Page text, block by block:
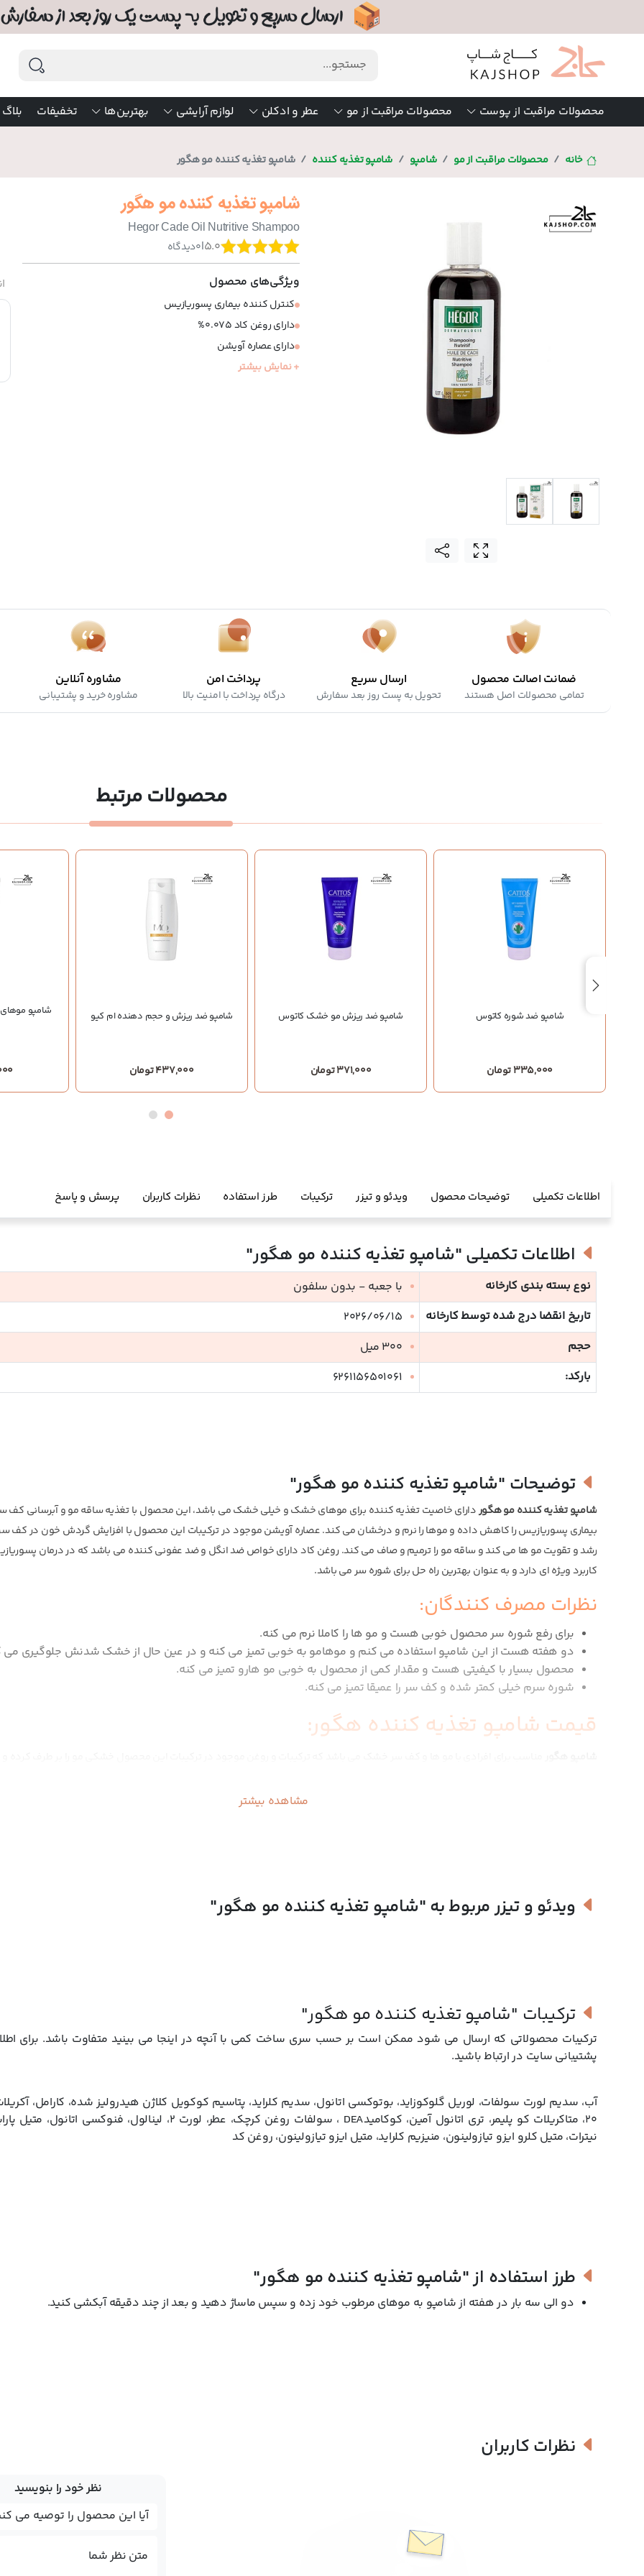
محصولات مراقبت از پوست محصولات مراقبت از مو عطر و ادکلن لوازم آرایشی بهترین‌ها تخفیفات بلاگ
خانه محصولات مراقبت از مو شامپو شامپو تغذیه کننده شامپو تغذیه کننده مو هگور
شامپو تغذیه کننده مو هگور
Hegor Cade Oil Nutritive Shampoo
5.0
|
0دیدگاه
ویژگی‌های محصول
کنترل کننده بیماری پسوریازیس
دارای روغن کاد 0.075%
دارای عصاره آویشن
تغذیه کننده مو
+ نمایش بیشتر
ضمانت اصالت محصول
تمامی محصولات اصل هستند
ارسال سریع
تحویل به پست روز بعد سفارش
پرداخت امن
درگاه پرداخت با امنیت بالا
مشاوره آنلاین
مشاوره خرید و پشتیبانی
محصولات مرتبط
شامپو ضد شوره کاتوس
335,000 تومان
شامپو ضد ریزش مو خشک کاتوس
371,000 تومان
شامپو ضد ریزش و حجم دهنده ام کیو
437,000 تومان
شامپو
اطلاعات تکمیلی توضیحات محصول ویدئو و تیزر ترکیبات طرز استفاده نظرات کاربران پرسش و پاسخ
اطلاعات تکمیلی"شامپو تغذیه کننده مو هگور"
نوع بسته بندی کارخانه
با جعبه - بدون سلفون
تاریخ انقضا درج شده توسط کارخانه
2026/06/15
حجم
300 میل
بارکد:
6261156501061
توضیحات "شامپو تغذیه کننده مو هگور"
شامپو تغذیه کننده مو هگوردارای خاصیت تغذیه کننده برای موهای خشک و خیلی خشک می باشد، این محصول با تغذیه ساقه مو و آبرسانی کف
بیماری پسوریازیس را کاهش داده و موها را نرم و درخشان می کند. عصاره آویشن موجود در ترکیبات این محصول با افزایش گردش خون در کف
رشد و تقویت مو ها می کند و ساقه مو را ترمیم و صاف می کند. روغن کاد دارای خواص ضد انگل و ضد عفونی کننده می باشد که در درمان
کاربرد ویژه ای دارد و به عنوان بهترین راه حل برای شوره سر می باشد.
نظرات مصرف کنندگان:
برای رفع شوره سر محصول خوبی هست و مو ها را کاملا نرم می کنه.
دو هفته هست از این شامپو استفاده می کنم و موهامو به خوبی تمیز می کنه و در عین حال از خشک شدنش جلوگیری می
محصول بسیار با کیفیتی هست و مقدار کمی از محصول به خوبی مو هارو تمیز می کنه.
شوره سرم خیلی کمتر شده و کف سر را عمیقا تمیز می کنه.
قیمت شامپو تغذیه کننده هگور:
مشاهده بیشتر
ویدئو و تیزر مربوط به"شامپو تغذیه کننده مو هگور"
ترکیبات "شامپو تغذیه کننده مو هگور"
ترکيبات محصولاتی که ارسال می شود ممکن است بر حسب سری ساخت کمی با آنچه در اينجا می بينيد متفاوت باشد. براي
پشتيبانی سايت در ارتباط باشيد.
آب، سدیم لورت سولفات، لوریل گلوکوزاید، بوتوکسی اتانول، سدیم کلراید، پتاسیم کوکویل کلاژن هیدرولیز شده، کارامل،
۲۰، متاکریلات کو پلیمر، تری اتانول آمین، کوکامید
DEA
، سولفات روغن کرچک، عطر، لورت ۲، لینالول، فنوکسی اتانول،
نیترات، متیل کلرو ایزو تیازولینون، منیزیم کلراید، متیل ایزو تیازولینون، روغن کد
طرز استفاده از"شامپو تغذیه کننده مو هگور"
دو الی سه بار در هفته از شامپو به موهای مرطوب خود زده و سپس ماساژ دهید و بعد از چند دقیقه آبکشی کنید.
نظرات کاربران
نظر خود را بنویسید
متن نظر شما